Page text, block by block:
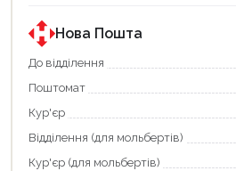
державною
програмою
єКнига.
Використовуйте
карту
щоб
зекономити
та
отримати
Нова Пошта
До відділення
Поштомат
Кур'єр
Відділення (для мольбертів)
Кур'єр (для мольбертів)